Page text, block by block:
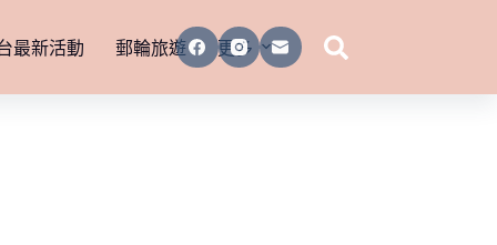
最新活動 郵輪旅遊 更多